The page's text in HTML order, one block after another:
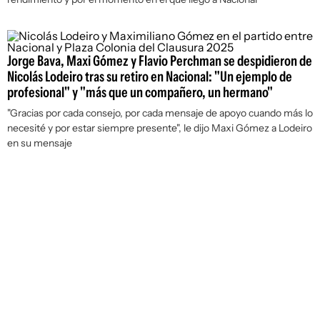
Jorge Bava, Maxi Gómez y Flavio Perchman se despidieron de
Nicolás Lodeiro tras su retiro en Nacional: "Un ejemplo de
profesional" y "más que un compañero, un hermano"
"Gracias por cada consejo, por cada mensaje de apoyo cuando más lo
necesité y por estar siempre presente", le dijo Maxi Gómez a Lodeiro
en su mensaje